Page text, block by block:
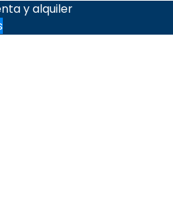
y alquiler